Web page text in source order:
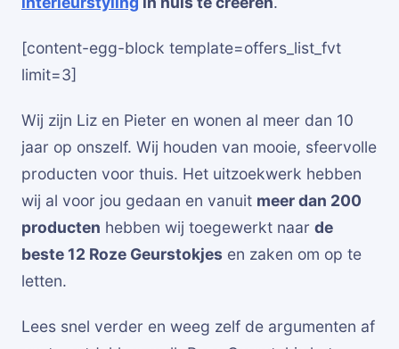
[content-egg-block template=offers_list_fvt
limit=3]
Wij zijn Liz en Pieter en wonen al meer dan 10
jaar op onszelf. Wij houden van mooie, sfeervolle
producten voor thuis. Het uitzoekwerk hebben
wij al voor jou gedaan en vanuit meer dan 200
producten hebben wij toegewerkt naar de
beste 12 Roze Geurstokjes en zaken om op te
letten.
Lees snel verder en weeg zelf de argumenten af